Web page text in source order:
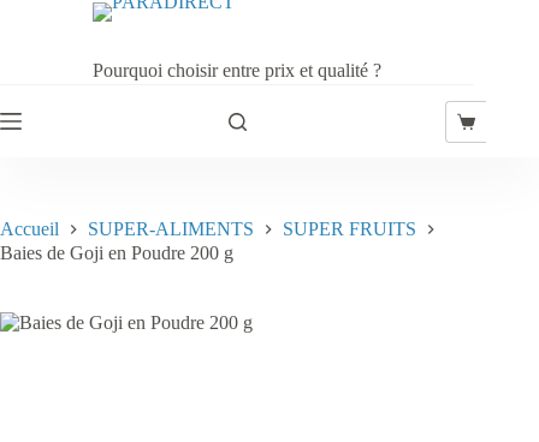
Pourquoi choisir entre prix et qualité ?
Panier
Accueil SUPER-ALIMENTS
SUPER FRUITS
Baies de Goji en Poudre 200 g